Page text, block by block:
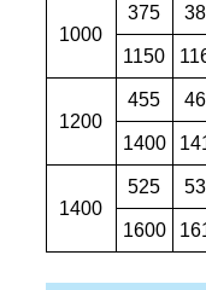
1000
375
1150
1200
455
1400
1400
525
1600